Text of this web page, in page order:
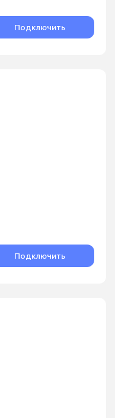
Подключить
Подключить